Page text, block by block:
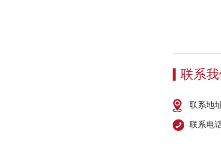
联系
联系地
联系电